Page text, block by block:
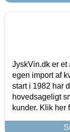
JyskVin.dk er et
egen import af
start i 1982 har
hovedsageligt
kunder. Klik her